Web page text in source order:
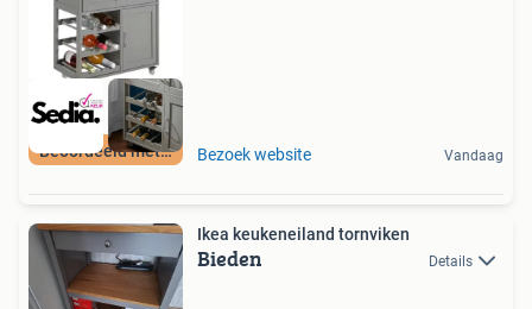
Beoordeeld met 9+ Bezoek website Vandaag
Ikea keukeneiland tornviken
Bieden Details